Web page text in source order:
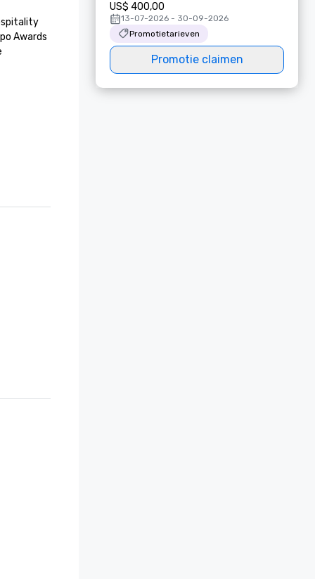
Awards
US$ 400,00
13-07-2026 - 30-09-2026
Promotietarieven
Promotie claimen